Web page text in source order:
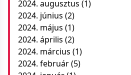
2024. augusztus (1)
2024. június (2)
2024. május (1)
2024. április (2)
2024. március (1)
2024. február(5)